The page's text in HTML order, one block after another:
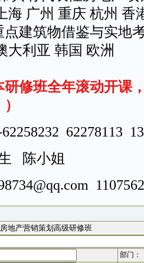
海 广州 重庆 杭州 香
建筑物借鉴与实地
大利亚 韩国 欧洲
研修班全年滚动开课
62258232 62278113
陈小姐
部门：